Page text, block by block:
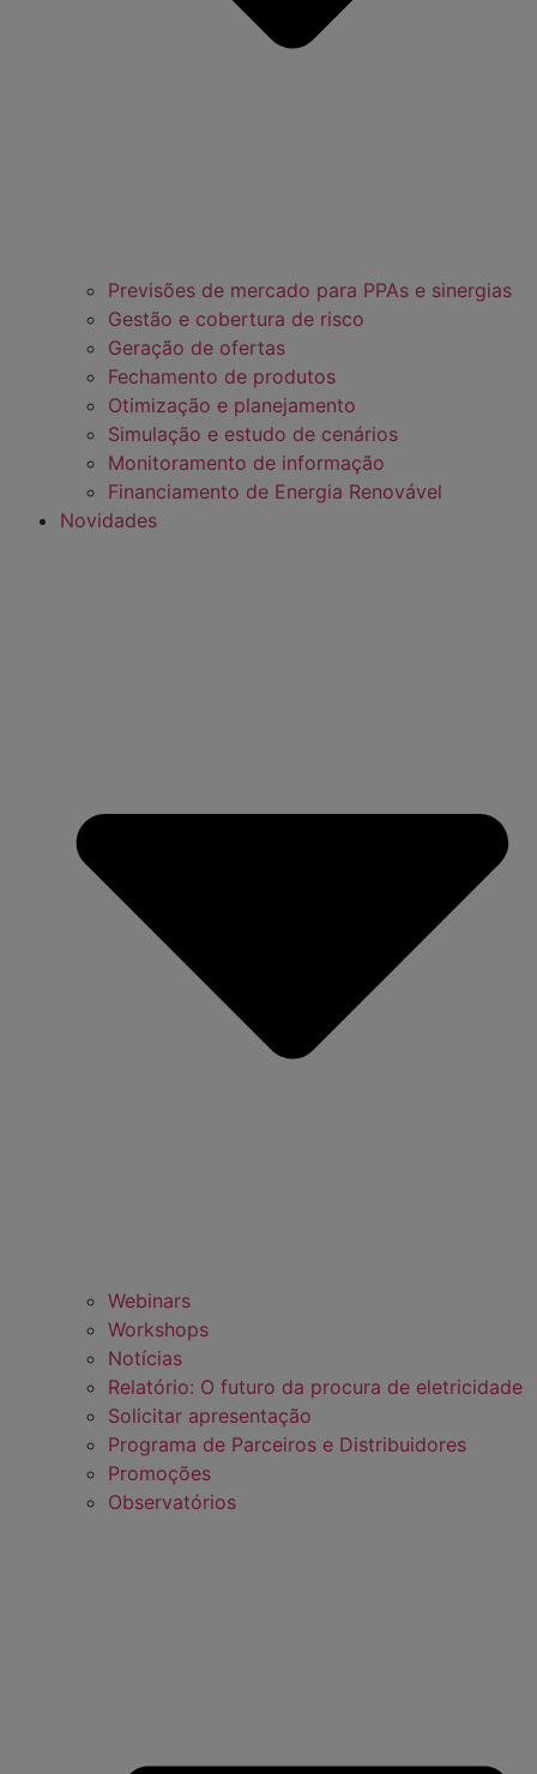
Previsões de mercado para PPAs e sinergias
Gestão e cobertura de risco
Geração de ofertas
Fechamento de produtos
Otimização e planejamento
Simulação e estudo de cenários
Monitoramento de informação
Financiamento de Energia Renovável
Novidades
Webinars
Workshops
Notícias
Relatório: O futuro da procura de eletricidade
Solicitar apresentação
Programa de Parceiros e Distribuidores
Promoções
Observatórios